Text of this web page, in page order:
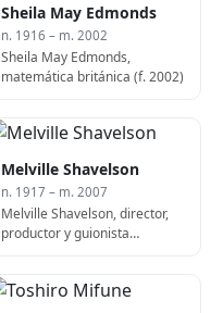
Sheila May Edmonds
n. 1916 – m. 2002
Sheila May Edmonds,
matemática británica (f. 2002)
Melville Shavelson
n. 1917 – m. 2007
Melville Shavelson, director,
productor y guionista